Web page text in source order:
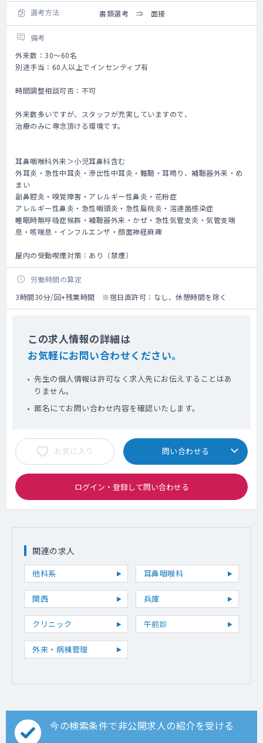
選考方法 書類選考 ⇒ 面接
備考
外来数：30～60名
別途手当：60人以上でインセンティブ有
時間調整相談可否：不可
外来数多いですが、スタッフが充実していますので、
治療のみに専念頂ける環境です。
耳鼻咽喉科外来＞小児耳鼻科含む
外耳炎・急性中耳炎・滲出性中耳炎・難聴・耳鳴り、補聴器外来・め
まい
副鼻腔炎・嗅覚障害・アレルギー性鼻炎・花粉症
アレルギー性鼻炎・急性咽頭炎・急性扁桃炎・溶連菌感染症
睡眠時無呼吸症候群・補聴器外来・かぜ・急性気管支炎・気管支喘
息・咳喘息・インフルエンザ・顔面神経麻痺
屋内の受動喫煙対策：あり（禁煙）
労働時間の算定
3時間30分/回+残業時間 ※宿日直許可：なし、休憩時間を除く
この求人情報の詳細は
お気軽にお問い合わせください。
先生の個人情報は許可なく求人先にお伝えすることはあ
りません。
匿名にてお問い合わせ内容を確認いたします。
お気に入り 問い合わせる
ログイン・登録して問い合わせる
関連の求人
他科系 耳鼻咽喉科
関西 兵庫
クリニック 午前診
外来・病棟管理
今の検索条件で非公開求人の紹介を受ける